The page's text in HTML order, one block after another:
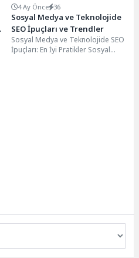
4 Ay Önce 36
Sosyal Medya ve Teknolojide
SEO İpuçları ve Trendler
Sosyal Medya ve Teknolojide SEO
İpuçları: En İyi Pratikler Sosyal